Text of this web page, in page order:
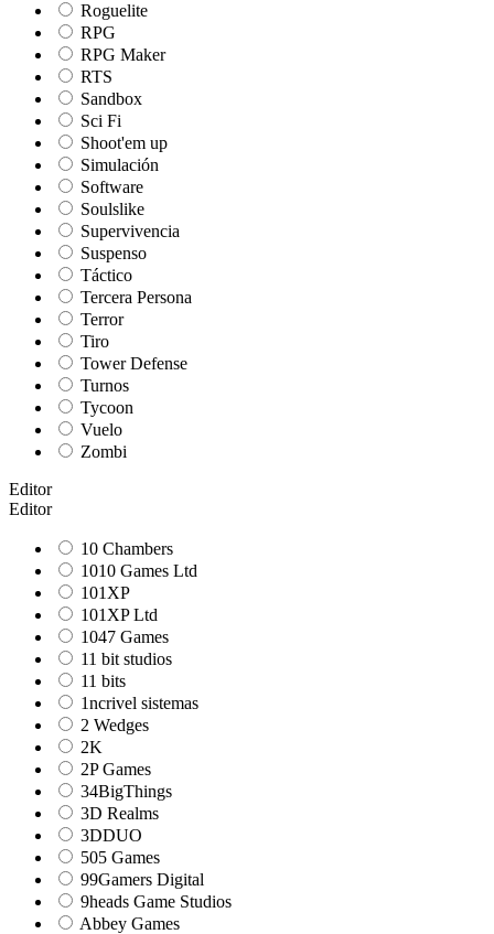
Roguelite
RPG
RPG Maker
RTS
Sandbox
Sci Fi
Shoot'em up
Simulación
Software
Soulslike
Supervivencia
Suspenso
Táctico
Tercera Persona
Terror
Tiro
Tower Defense
Turnos
Tycoon
Vuelo
Zombi
Editor
Editor
10 Chambers
1010 Games Ltd
101XP
101XP Ltd
1047 Games
11 bit studios
11 bits
1ncrivel sistemas
2 Wedges
2K
2P Games
34BigThings
3D Realms
3DDUO
505 Games
99Gamers Digital
9heads Game Studios
Abbey Games